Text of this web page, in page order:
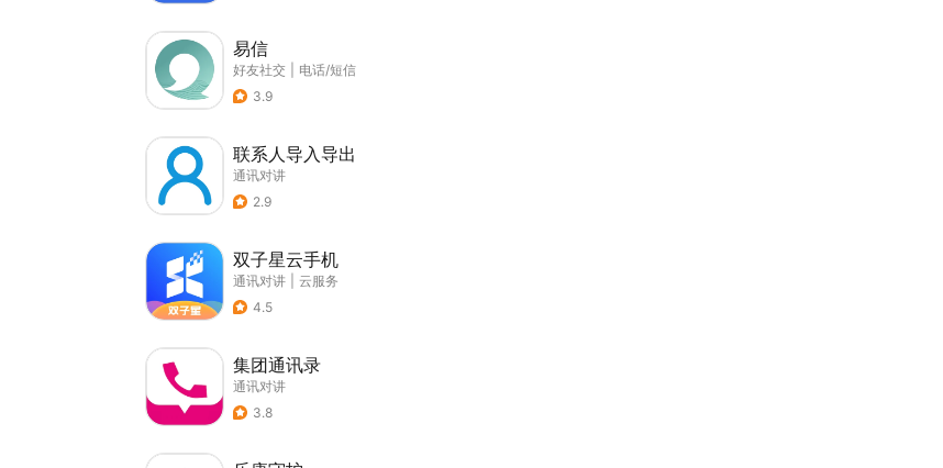
易信
好友社交
电话/短信
3.9
联系人导入导出
通讯对讲
2.9
双子星云手机
通讯对讲
云服务
4.5
集团通讯录
通讯对讲
3.8